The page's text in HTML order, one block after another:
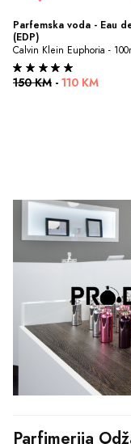
Parfemska voda - Eau
(EDP)
Calvin Klein Euphoria -
150 KM - 110 KM
Parfimerija